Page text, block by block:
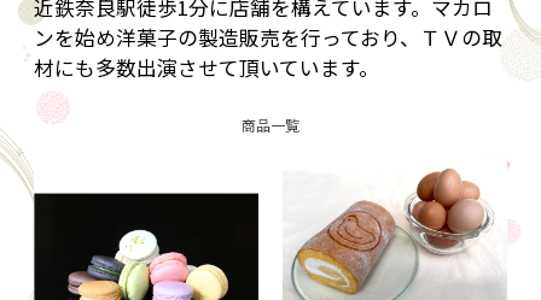
近鉄奈良駅徒歩1分に店舗を構えています。マカロ
ンを始め洋菓子の製造販売を行っており、ＴＶの取
材にも多数出演させて頂いています。
商品一覧